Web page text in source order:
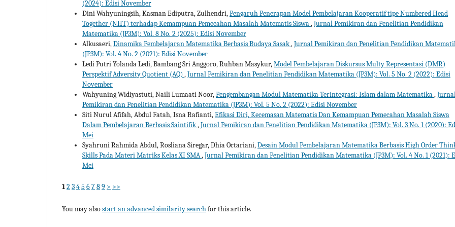
(2024): Edisi November
Dini Wahyuningsih, Kasman Ediputra, Zulhendri,Pengaruh Penerapan Model Pembelajaran Kooperatif tipe Numbered Head
Together (NHT) terhadap Kemampuan Pemecahan Masalah Matematis Siswa,Jurnal Pemikiran dan Penelitian Pendidikan
Matematika (JP3M): Vol. 8 No. 2 (2025): Edisi November
Alkusaeri,Dinamika Pembelajaran Matematika Berbasis Budaya Sasak,Jurnal Pemikiran dan Penelitian Pendidikan
(JP3M): Vol. 4 No. 2 (2021): Edisi November
Ledi Putri Yolanda Ledi, Bambang Sri Anggoro, Ruhban Masykur,Model Pembelajaran Diskursus Multy Representasi (DMR)
Perspektif Adversity Quotient (AQ) ,Jurnal Pemikiran dan Penelitian Pendidikan Matematika (JP3M): Vol. 5 No. 2 (2022): Edisi
November
Wahyuning Widiyastuti, Naili Lumaati Noor,Pengembangan Modul Matematika Terintegrasi: Islam dalam Matematika,
Pemikiran dan Penelitian Pendidikan Matematika (JP3M): Vol. 5 No. 2 (2022): Edisi November
Siti Nurul Afifah, Abdul Fatah, Isna Rafianti,Efikasi Diri, Kecemasan Matematis Dan Kemampuan Pemecahan Masalah Siswa
Dalam Pembelajaran Berbasis Saintifik,Jurnal Pemikiran dan Penelitian Pendidikan Matematika (JP3M): Vol. 3 No. 1 (2020):
Mei
Syahruni Rahmida Abdul, Rosliana Siregar, Dhia Octariani,Desain Modul Pembelajaran Matematika Berbasis High Order
Skills Pada Materi Matriks Kelas XI SMA,Jurnal Pemikiran dan Penelitian Pendidikan Matematika (JP3M): Vol. 4 No. 1 (2021):
Mei
12345 6789 > >>
You may alsostart an advanced similarity searchfor this article.